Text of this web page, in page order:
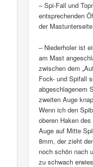
– Spi-Fall und
entsprechenden
der
– Niederholer ist
am Mast
zwischen dem
Fock- und Spifall
abgeschlagenem
zweiten Auge
Wenn ich den
oberen Haken
Auge auf Mitte
8mm, der zieht
noch schön nach
zu schwach